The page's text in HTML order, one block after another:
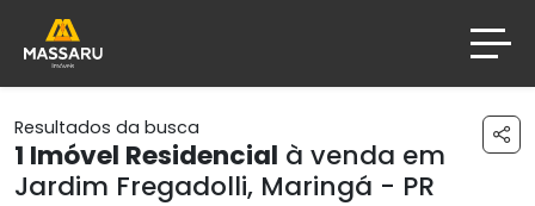
Resultados da busca
1 Imóvel Residencial à venda em
Jardim Fregadolli, Maringá - PR